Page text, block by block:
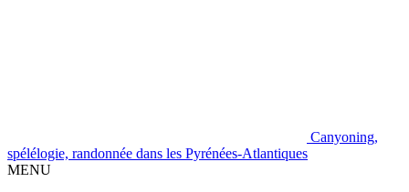
Canyoning,
spélélogie, randonnée dans les Pyrénées-Atlantiques
MENU